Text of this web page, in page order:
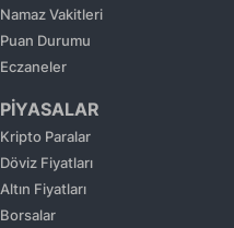
Giresun
Gümüşhane
Hatay
Isparta
Namaz Vakitleri
Puan Durumu
Eczaneler
PİYASALAR
Kripto Paralar
Döviz Fiyatları
Altın Fiyatları
Borsalar